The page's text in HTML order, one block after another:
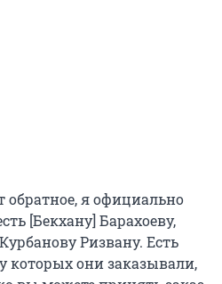
обратное, я официально
[Бекхану] Барахоеву,
Ризвану. Есть
которых они заказывали,